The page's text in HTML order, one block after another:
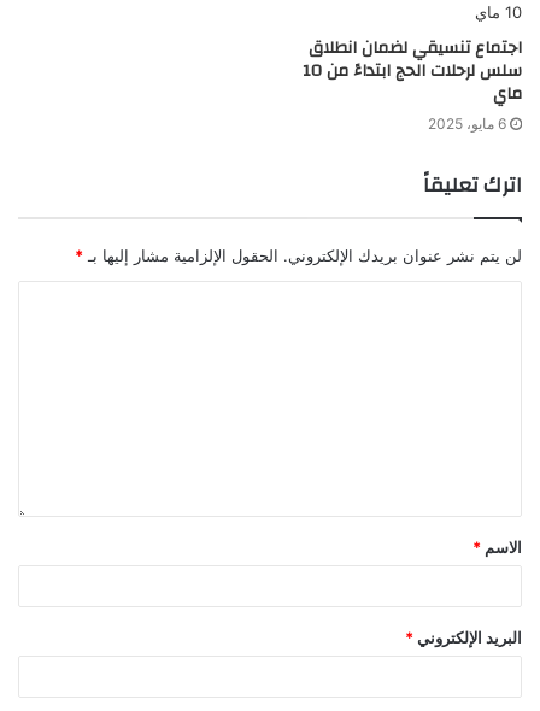
اجتماع تنسيقي لضمان انطلاق
سلس لرحلات الحج ابتداءً من 10
ماي
6 مايو، 2025
اترك تعليقاً
لن يتم نشر عنوان بريدك الإلكتروني. الحقول الإلزامية مشار إليها بـ *
الاسم *
البريد الإلكتروني *